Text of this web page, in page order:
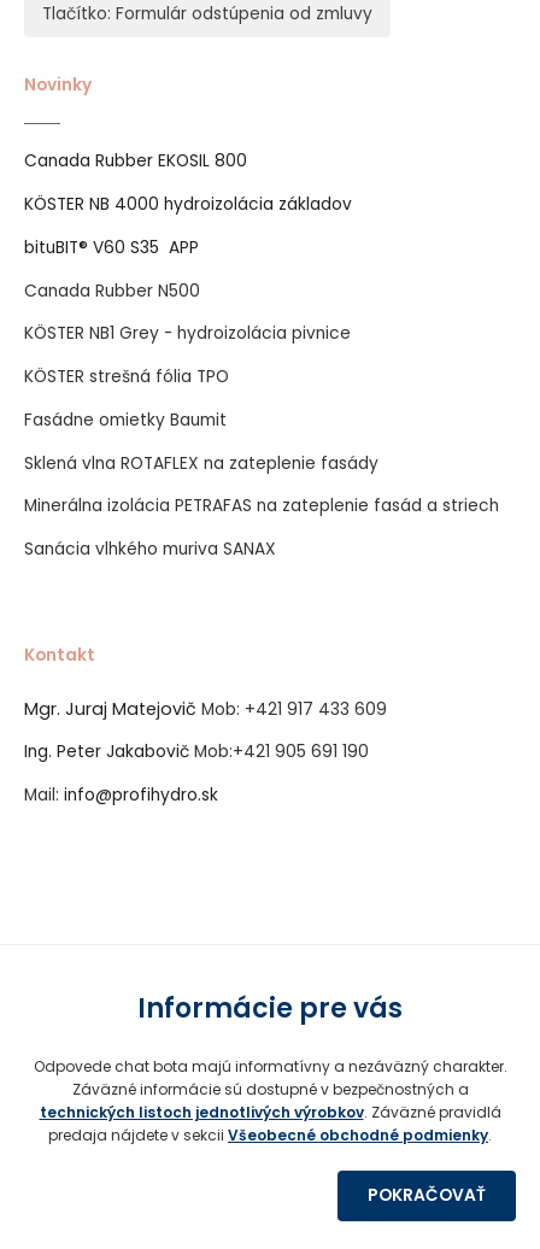
Tlačítko: Formulár odstúpenia od zmluvy
Novinky
Canada Rubber EKOSIL 800
KÖSTER NB 4000 hydroizolácia základov
bituBIT® V60 S35 APP
Canada Rubber N500
KÖSTER NB1 Grey - hydroizolácia pivnice
KÖSTER strešná fólia TPO
Fasádne omietky Baumit
Sklená vlna ROTAFLEX na zateplenie fasády
Minerálna izolácia PETRAFAS na zateplenie fasád a striech
Sanácia vlhkého muriva SANAX
Kontakt
Mgr. Juraj Matejovič Mob: +421 917 433 609
Ing. Peter Jakabovič Mob:+421 905 691 190
Mail: info@profihydro.sk
Informácie pre vás
Odpovede chat bota majú informatívny a nezáväzný charakter.
Záväzné informácie sú dostupné v bezpečnostných a
technických listoch jednotlivých výrobkov. Záväzné pravidlá
predaja nájdete v sekcii Všeobecné obchodné podmienky.
POKRAČOVAŤ